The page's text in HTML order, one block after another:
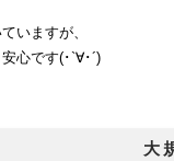
いますが、
心です(･`∀･´)
ン 大規模